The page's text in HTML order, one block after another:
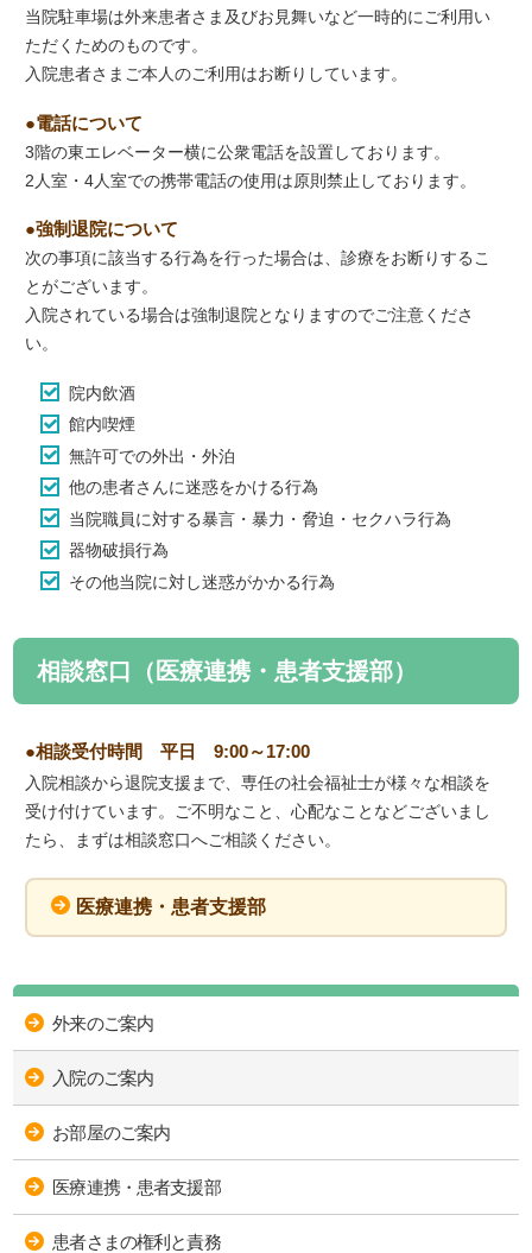
当院駐車場は外来患者さま及びお見舞いなど一時的にご利用い
ただくためのものです。
入院患者さまご本人のご利用はお断りしています。
電話について
3階の東エレベーター横に公衆電話を設置しております。
2人室・4人室での携帯電話の使用は原則禁止しております。
強制退院について
次の事項に該当する行為を行った場合は、診療をお断りするこ
とがございます。
入院されている場合は強制退院となりますのでご注意くださ
い。
院内飲酒
館内喫煙
無許可での外出・外泊
他の患者さんに迷惑をかける行為
当院職員に対する暴言・暴力・脅迫・セクハラ行為
器物破損行為
その他当院に対し迷惑がかかる行為
相談窓口（医療連携・患者支援部）
相談受付時間 平日 9:00～17:00
入院相談から退院支援まで、専任の社会福祉士が様々な相談を
受け付けています。ご不明なこと、心配なことなどございまし
たら、まずは相談窓口へご相談ください。
医療連携・患者支援部
外来のご案内
入院のご案内
お部屋のご案内
医療連携・患者支援部
患者さまの権利と責務